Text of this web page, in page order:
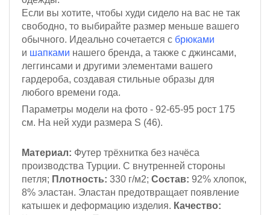
Если вы хотите, чтобы худи сидело на вас не так
свободно, то выбирайте размер меньше вашего
обычного. Идеально сочетается с брюками
и шапками нашего бренда, а также с джинсами,
леггинсами и другими элементами вашего
гардероба, создавая стильные образы для
любого времени года.
Параметры модели на фото - 92-65-95 рост 175
см. На ней худи размера S (46).
Материал: Футер трёхнитка без начёса
производства Турции. С внутренней стороны
петля; Плотность: 330 г/м2; Состав: 92% хлопок,
8% эластан. Эластан предотвращает появление
катышек и деформацию изделия. Качество: